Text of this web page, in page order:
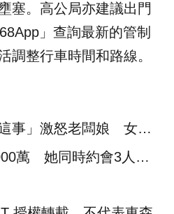
塞。高公局亦建議出門
」查詢最新的管制
調整行車時間和路線。
事」激怒老闆娘 女員
沒安全感？
萬 她同時約會3人沒